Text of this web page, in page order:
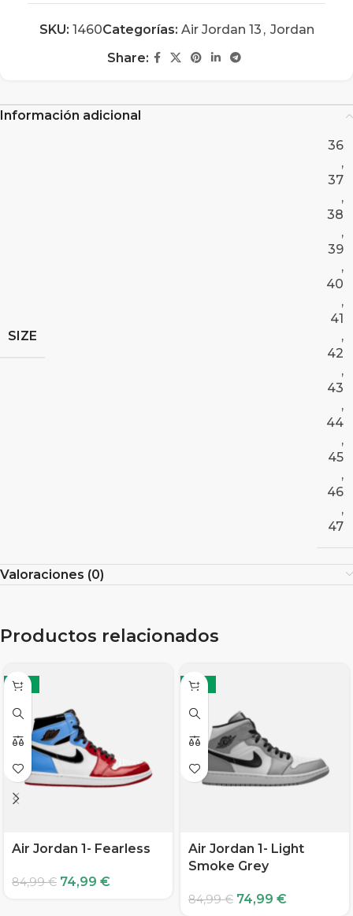
SKU: 1460Categorías: Air Jordan 13 , Jordan
Share:
Información adicional
SIZE
36
,
37
,
38
,
39
,
40
,
41
,
42
,
43
,
44
,
45
,
46
,
47
Valoraciones (0)
Productos relacionados
-12%
Air Jordan 1- Fearless
84,99€ 74,99 €
-12%
Air Jordan 1- Light
Smoke Grey
84,99€ 74,99 €